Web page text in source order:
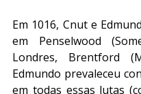
Em 1016, Cnut e
em Penselwood
Londres, Brentford
Edmundo prevaleceu
em todas essas lutas